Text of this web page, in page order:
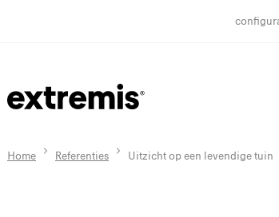
Home Referenties Uitzicht op een levendige tuin